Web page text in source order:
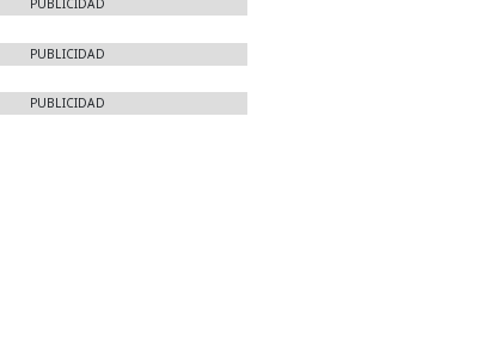
PUBLICIDAD
PUBLICIDAD
PUBLICIDAD